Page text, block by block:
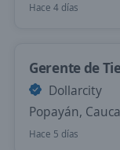
Hace 4 días
Gerente de
Dollarcity
Popayán, Cauca
Hace 5 días